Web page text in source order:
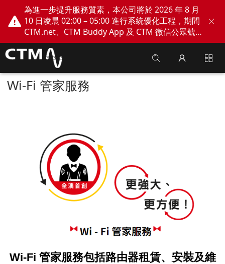
為進一步提升服務質素，本公司將於 2026 年 8 月
10 日凌晨 02:00 – 05:00 進行系統優化工程，期間
CTM.net、CTM Buddy App 及 CTM 微信公眾號
網上服務將會暫停。不便之處，敬請見諒！
Wi-Fi 管家服務
Wi-Fi 管家服務包括路由器租賃、安裝及維